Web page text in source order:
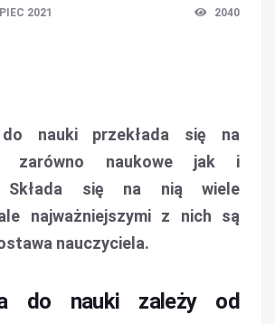
2021 2040
do nauki przekłada się na
zarówno naukowe jak i
Składa się na nią wiele
najważniejszymi z nich są
nauczyciela.
do nauki zależy od